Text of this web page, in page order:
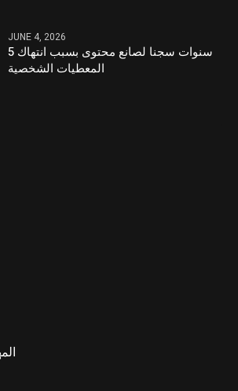
JUNE 4, 2026
5 سنوات سجنا لصانع محتوى بسبب انتهاك
المعطيات الشخصية